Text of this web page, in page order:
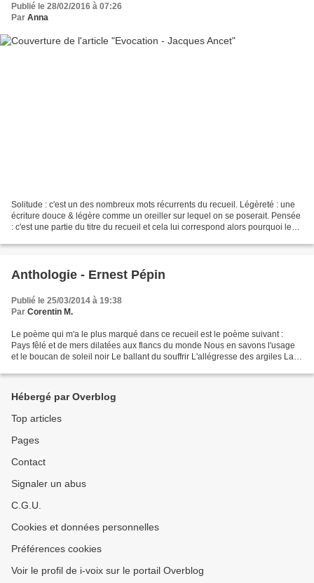
Publié le 28/02/2016 à 07:26
Par Anna
Solitude : c'est un des nombreux mots récurrents du recueil. Légèreté : une
écriture douce & légère comme un oreiller sur lequel on se poserait. Pensée
: c'est une partie du titre du recueil et cela lui correspond alors pourquoi le
Anthologie - Ernest Pépin
Publié le 25/03/2014 à 19:38
Par Corentin M.
Le poème qui m'a le plus marqué dans ce recueil est le poème suivant :
Pays fêlé et de mers dilatées aux flancs du monde Nous en savons l'usage
et le boucan de soleil noir Le ballant du souffrir L'allégresse des argiles La
Hébergé par Overblog
Top articles
Pages
Contact
Signaler un abus
C.G.U.
Cookies et données personnelles
Préférences cookies
Voir le profil de i-voix sur le portail Overblog